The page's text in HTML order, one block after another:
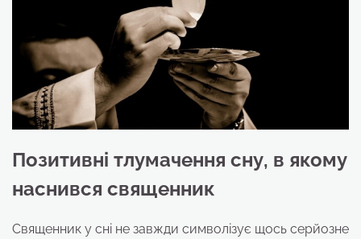
Позитивні тлумачення сну, в якому
наснився священник
Священник у сні не завжди символізує щось серйозне